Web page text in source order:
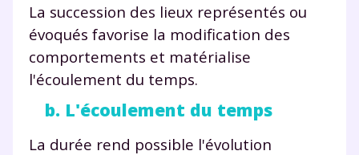
La succession des lieux représentés ou
évoqués favorise la modification des
comportements et matérialise
l'écoulement du temps.
b. L'écoulement du temps
La durée rend possible l'évolution